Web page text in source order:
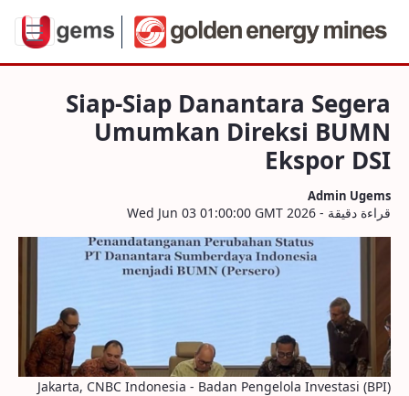
Umumkan Direksi BUMN Ekspor DSI
Siap-Siap Danantara Segera
Umumkan Direksi BUMN
Ekspor DSI
Admin Ugems
قراءة دقيقة - Wed Jun 03 01:00:00 GMT 2026
Jakarta, CNBC Indonesia - Badan Pengelola Investasi (BPI)